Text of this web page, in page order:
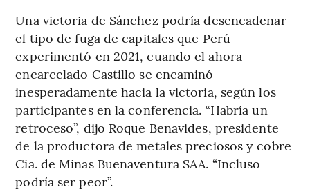
Una victoria de Sánchez podría desencadenar
el tipo de fuga de capitales que Perú
experimentó en 2021, cuando el ahora
encarcelado Castillo se encaminó
inesperadamente hacia la victoria, según los
participantes en la conferencia. “Habría un
retroceso”, dijo Roque Benavides, presidente
de la productora de metales preciosos y cobre
Cia. de Minas Buenaventura SAA. “Incluso
podría ser peor”.